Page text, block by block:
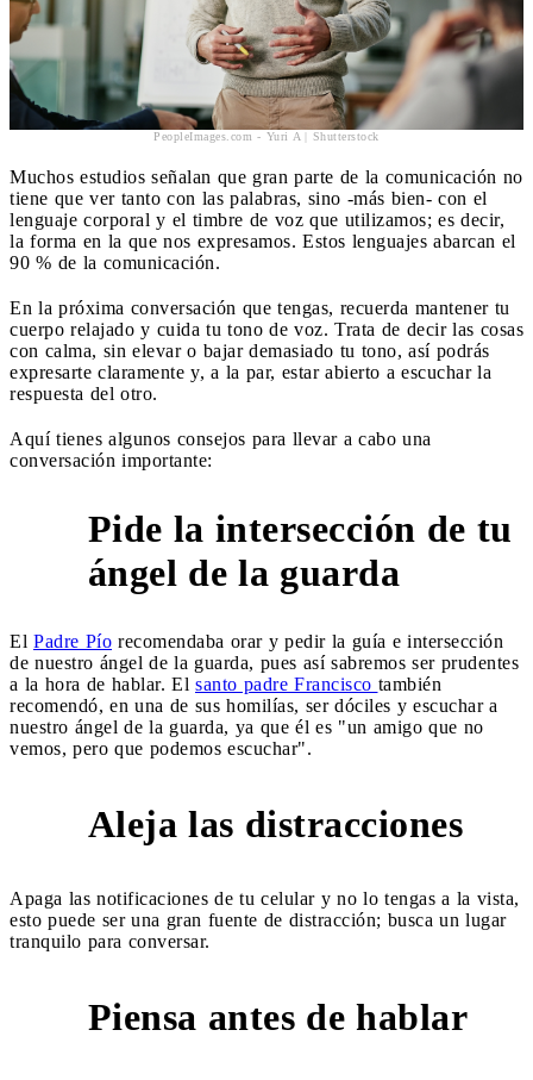
PeopleImages.com - Yuri A | Shutterstock
Muchos estudios señalan que gran parte de la comunicación no
tiene que ver tanto con las palabras, sino -más bien- con el
lenguaje corporal y el timbre de voz que utilizamos; es decir,
la forma en la que nos expresamos. Estos lenguajes abarcan el
90 % de la comunicación.
En la próxima conversación que tengas, recuerda mantener tu
cuerpo relajado y cuida tu tono de voz. Trata de decir las cosas
con calma, sin elevar o bajar demasiado tu tono, así podrás
expresarte claramente y, a la par, estar abierto a escuchar la
respuesta del otro.
Aquí tienes algunos consejos para llevar a cabo una
conversación importante:
Pide la intersección de tu
ángel de la guarda
El Padre Pío recomendaba orar y pedir la guía e intersección
de nuestro ángel de la guarda, pues así sabremos ser prudentes
a la hora de hablar. El santo padre Francisco también
recomendó, en una de sus homilías, ser dóciles y escuchar a
nuestro ángel de la guarda, ya que él es "un amigo que no
vemos, pero que podemos escuchar".
Aleja las distracciones
Apaga las notificaciones de tu celular y no lo tengas a la vista,
esto puede ser una gran fuente de distracción; busca un lugar
tranquilo para conversar.
Piensa antes de hablar